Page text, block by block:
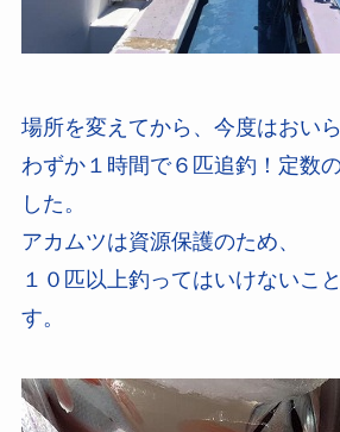
場所を変えてから、今度はおい
わずか１時間で６匹追釣！定数
した。
アカムツは資源保護のため、
１０匹以上釣ってはいけないこ
す。